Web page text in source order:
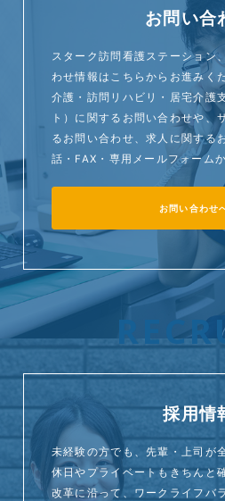
お問い合
スターク訪問看護ステーション
わせ情報はこちらからお進みく
介護・訪問リハビリ・居宅介護
ト）に関するお問い合わせや、
るお問い合わせ、求人に関する
話・FAX・専用メールフォーム
お問い合わせ
採用情
未経験の方でも、先輩・上司が
休日やプライベートもきちんと
改革に沿って、ワークライフバ